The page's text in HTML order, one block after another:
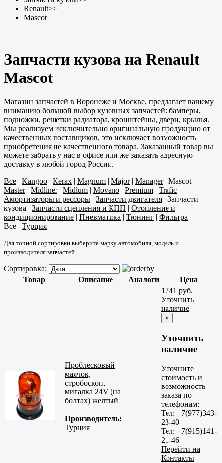
Renault>>
Mascot
Запчасти кузова на Renault
Mascot
Магазин запчастей в Воронеже и Москве, предлагает вашему
вниманию большой выбор кузовных запчастей: бамперы,
подножки, решетки радиатора, кронштейны, двери, крылья.
Мы реализуем исключительно оригинальную продукцию от
качественных поставщиков, это исключает возможность
приобретения не качественного товара. Заказанный товар вы
можете забрать у нас в офисе или же заказать адресную
доставку в любой город России.
Все | Kangoo | Kerax | Magnum | Major| Manager| Mascot |
Master| Midliner| Midlum | Movano | Premium | Trafic
Амортизаторы и рессоры | Запчасти двигателя | Запчасти
кузова | Запчасти сцепления и КПП | Отопление и
кондиционирование | Пневматика | Тюнинг | Фильтра
Все | Турция
Для точной сортировки выберите марку автомобиля, модель и
производителя запчастей.
Сортировка:
Товар
Описание Аналоги Цена
Проблесковый
маячок,
стробоскоп,
мигалка 24V (на
болтах) желтый
Производитель:
Турция
1741 руб.
Уточнить
наличие
×
Уточнить
наличие
Уточните
стоимость и
возможность
заказа по
телефонам:
Тел: +7(977)343-
23-40
Тел: +7(915)141-
21-46
Перейти на
Контакты